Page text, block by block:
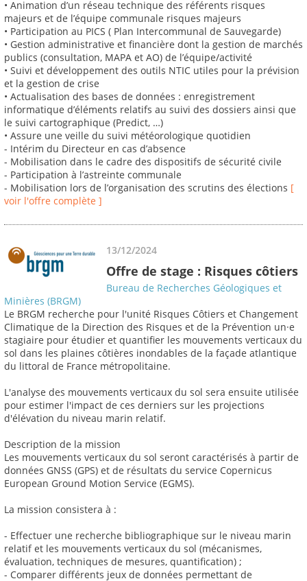
• Animation d’un réseau technique des référents risques
majeurs et de l’équipe communale risques majeurs
• Participation au PICS ( Plan Intercommunal de Sauvegarde)
• Gestion administrative et financière dont la gestion de marchés
publics (consultation, MAPA et AO) de l’équipe/activité
• Suivi et développement des outils NTIC utiles pour la prévision
et la gestion de crise
• Actualisation des bases de données : enregistrement
informatique d’éléments relatifs au suivi des dossiers ainsi que
le suivi cartographique (Predict, …)
• Assure une veille du suivi météorologique quotidien
- Intérim du Directeur en cas d’absence
- Mobilisation dans le cadre des dispositifs de sécurité civile
- Participation à l’astreinte communale
- Mobilisation lors de l’organisation des scrutins des élections [
voir l'offre complète ]
13/12/2024
Offre de stage : Risques côtiers
Bureau de Recherches Géologiques et
Minières (BRGM)
Le BRGM recherche pour l'unité Risques Côtiers et Changement
Climatique de la Direction des Risques et de la Prévention un·e
stagiaire pour étudier et quantifier les mouvements verticaux du
sol dans les plaines côtières inondables de la façade atlantique
du littoral de France métropolitaine.
L'analyse des mouvements verticaux du sol sera ensuite utilisée
pour estimer l'impact de ces derniers sur les projections
d'élévation du niveau marin relatif.
Description de la mission
Les mouvements verticaux du sol seront caractérisés à partir de
données GNSS (GPS) et de résultats du service Copernicus
European Ground Motion Service (EGMS).
La mission consistera à :
- Effectuer une recherche bibliographique sur le niveau marin
relatif et les mouvements verticaux du sol (mécanismes,
évaluation, techniques de mesures, quantification) ;
- Comparer différents jeux de données permettant de